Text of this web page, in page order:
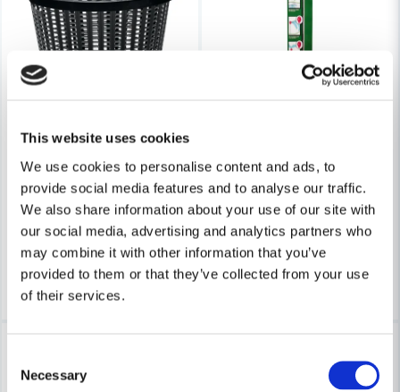
This website uses cookies
We use cookies to personalise content and ads, to
provide social media features and to analyse our traffic.
We also share information about your use of our site with
our social media, advertising and analytics partners who
may combine it with other information that you’ve
provided to them or that they’ve collected from your use
of their services.
Selection
Necessary
Nyby Lövkorg ERGO Recycled 55L
124 kr
96 kr
Finns i Webblager
Köp
227 kr
175 kr
Leveranstid ifrån leverantör ca
3-7 arbetsdagar
Köp